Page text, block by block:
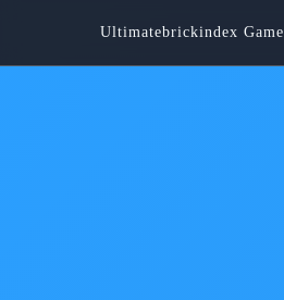
Ultimatebrickindex Game